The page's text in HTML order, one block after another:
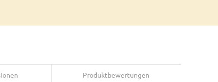
Produktbewertungen